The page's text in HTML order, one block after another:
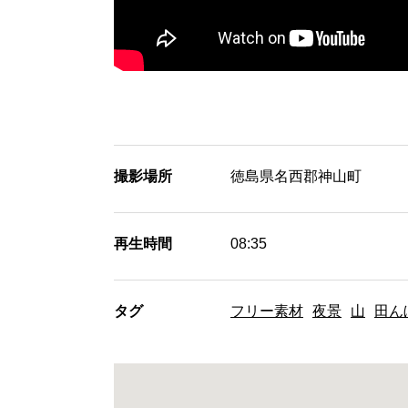
撮影場所 徳島県名西郡神山町
再生時間 08:35
タグ フリー素材 夜景 山 田ん